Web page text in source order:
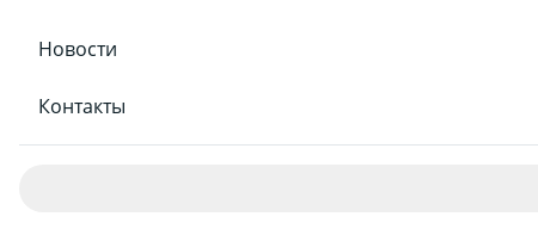
Новости
Контакты